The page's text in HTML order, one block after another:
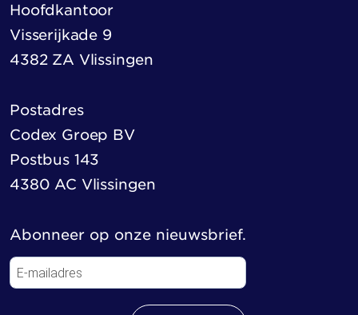
Hoofdkantoor
Visserijkade 9
4382 ZA Vlissingen
Postadres
Codex Groep BV
Postbus 143
4380 AC Vlissingen
Abonneer op onze nieuwsbrief.